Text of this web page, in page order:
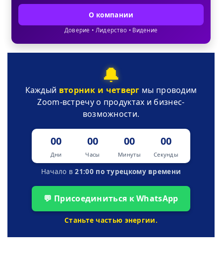
О компании
Доверие • Лидерство • Видение
🔔
Каждый вторник и четверг мы проводим
Zoom-встречу о продуктах и бизнес-
возможности.
00
Дни
00
Часы
00
Минуты
00
Секунды
Начало в21:00 по турецкому времени
💬 Присоединиться к WhatsApp
Станьте частью энергии.